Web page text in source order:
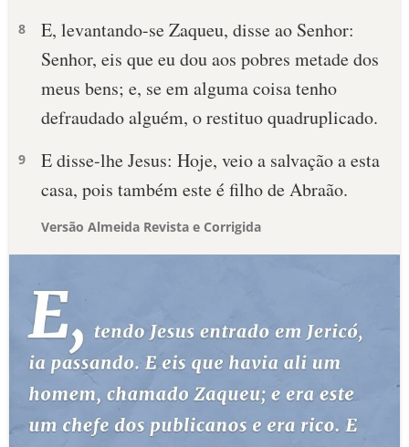
8
E, levantando-se Zaqueu, disse ao Senhor:
Senhor, eis que eu dou aos pobres metade dos
meus bens; e, se em alguma coisa tenho
defraudado alguém, o restituo quadruplicado.
9
E disse-lhe Jesus: Hoje, veio a salvação a esta
casa, pois também este é filho de Abraão.
Versão Almeida Revista e Corrigida